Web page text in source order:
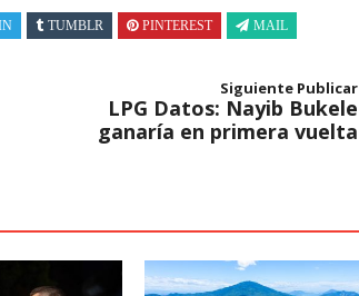
TUMBLR PINTEREST MAIL
Siguiente Publicar
LPG Datos: Nayib Bukele
ganaría en primera vuelta